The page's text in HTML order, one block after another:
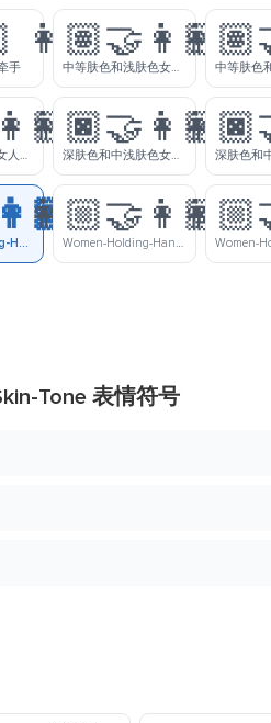
手
👩🏽‍🤝‍👩🏻
中等肤色和浅肤色女人牵手
深肤色和浅肤色女人牵手
👩🏿‍🤝‍👩🏼
深肤色和中浅肤色女士牵手
Women-Holding-Hands-Light-Skin-Tone-Dark-Skin-Tone
👩🏼‍🤝‍👩🏽
Women-Holding-Hands-Medium-Light-Skin-Tone-Medium-Skin-Tone
Tone 表情符号